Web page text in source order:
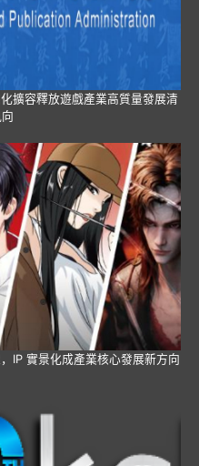
擴容釋放遊戲產業高質量發展清
IP 實景化成產業核心發展新方向